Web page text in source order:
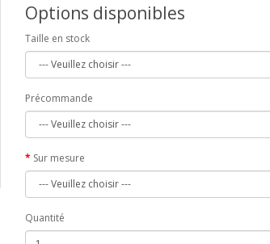
Options disponibles
Taille en stock
Précommande
Sur mesure
Quantité